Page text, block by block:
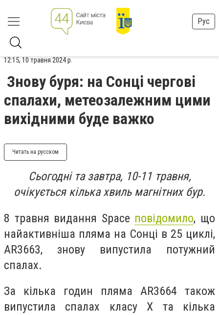
Рус
12:15, 10 травня 2024 р.
Знову буря: на Сонці чергові
спалахи, метеозалежним цими
вихідними буде важко
Читать на русском
Сьогодні та завтра, 10-11 травня,
очікується кілька хвиль магнітних бур.
8 травня видання Space повідомило, що
найактивніша пляма на Сонці в 25 циклі,
AR3663, знову випустила потужний
спалах.
За кілька годин пляма AR3664 також
випустила спалах класу Х та кілька